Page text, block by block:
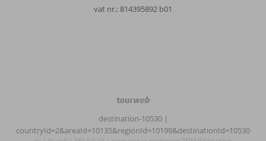
vat nr.: 814395892 b01
TourWeb
NetMatch
destination-10530 |
countryId=2&areaId=10135&regionId=10199&destinationId=10530